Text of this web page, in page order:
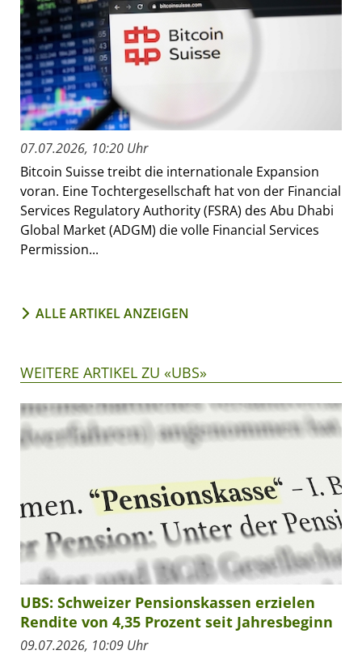
07.07.2026, 10:20 Uhr
Bitcoin Suisse treibt die internationale Expansion
voran. Eine Tochtergesellschaft hat von der Financial
Services Regulatory Authority (FSRA) des Abu Dhabi
Global Market (ADGM) die volle Financial Services
Permission...
ALLE ARTIKEL ANZEIGEN
WEITERE ARTIKEL ZU «UBS»
UBS: Schweizer Pensionskassen erzielen
Rendite von 4,35 Prozent seit Jahresbeginn
09.07.2026, 10:09 Uhr